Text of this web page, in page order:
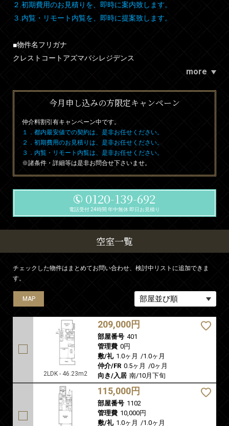
２.初期費用のお見積りを、即時に案内致します。
３.内覧・リモート内覧を、即時に提案致します。
■物件名フリガナ
クレストコートアズマバシレジデンス
more
今月申し込みの方限定キャンペーン
仲介料割引有キャンペーン中です。
１．都内最安値での契約は、是非お任せください。
２．初期費用のお見積りは、是非お任せください。
３．内覧・リモート内覧は、是非お任せください。
※諸条件・詳細等は是非お問合せ下さいませ。
0120-139-692
電話受付 24時間 年中無休 即日お見積り
空室一覧
チェックした物件はまとめてお問い合わせ、検討中リストに追加できま
す。
MAP
2LDK - 46.23m2
209,000円
部屋番号 401
管理費 0円
敷/礼 1.0ヶ月 /1.0ヶ月
仲介/FR 0.5ヶ月 /0ヶ月
向き/入居 南/10月下旬
MAP
115,000円
部屋番号 1102
管理費 10,000円
敷/礼 1.0ヶ月 /1.0ヶ月